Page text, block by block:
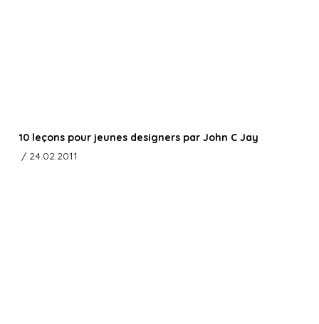
10 leçons pour jeunes designers par John C Jay
/ 24.02.2011